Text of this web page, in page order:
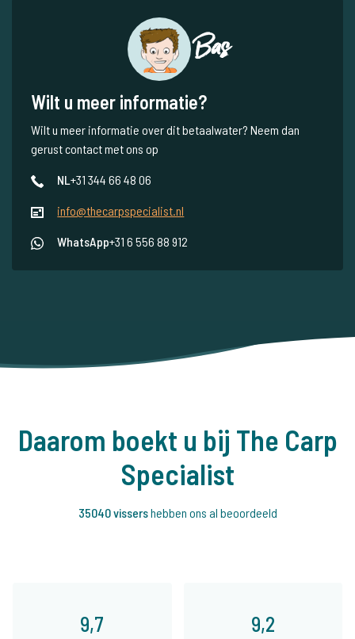
Bas
Wilt u meer informatie?
Wilt u meer informatie over dit betaalwater? Neem dan
gerust contact met ons op
NL+31 344 66 48 06
info@thecarpspecialist.nl
WhatsApp+31 6 556 88 912
Daarom boekt u bij The Carp
Specialist
35040 vissershebben ons al beoordeeld
9,7 9,2